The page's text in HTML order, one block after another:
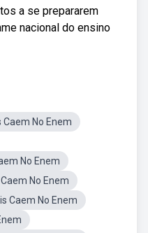
a se prepararem
nacional do ensino
No Enem
No Enem
No Enem
Caem No Enem